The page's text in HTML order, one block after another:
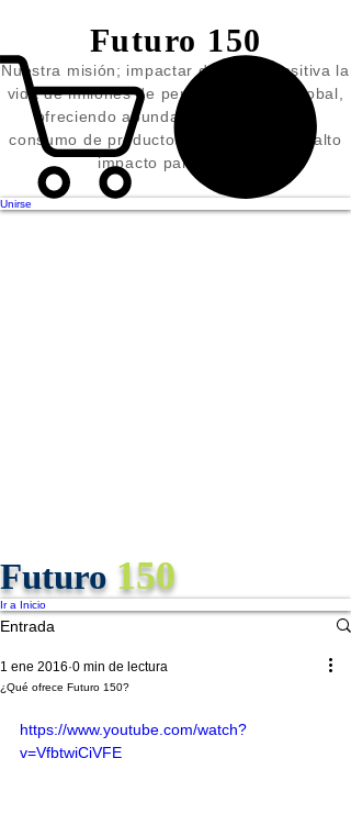
Futuro 150
Nuestra misión; impactar de forma positiva la
vida de millones de personas a nivel global,
ofreciendo abundancia basada en el
consumo de productos y/o servicios de alto
impacto para la vida
Construye un futuro extraordinario.
Unirse
Futuro 150
Ir a Inicio
Entrada
¿Qué ofrece Futuro 150?
1 ene 2016 0 min de lectura
https://www.youtube.com/watch?
v=VfbtwiCiVFE